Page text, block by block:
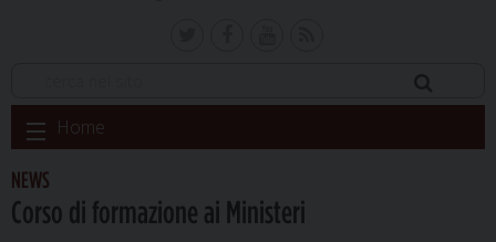
Skip
to
content
Home
NEWS
Corso di formazione ai Ministeri